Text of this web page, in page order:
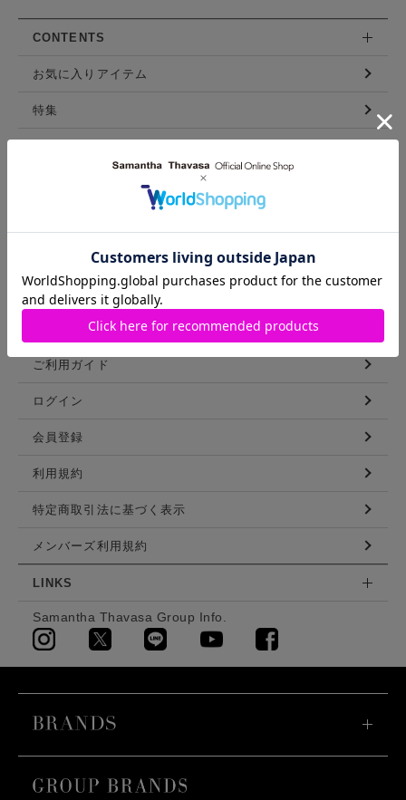
CONTENTS
お気に入りアイテム
特集
スタッフリスト
ショップブログ
ご利用ガイド
ログイン
会員登録
利用規約
特定商取引法に基づく表示
メンバーズ利用規約
LINKS
Samantha Thavasa Group Info.